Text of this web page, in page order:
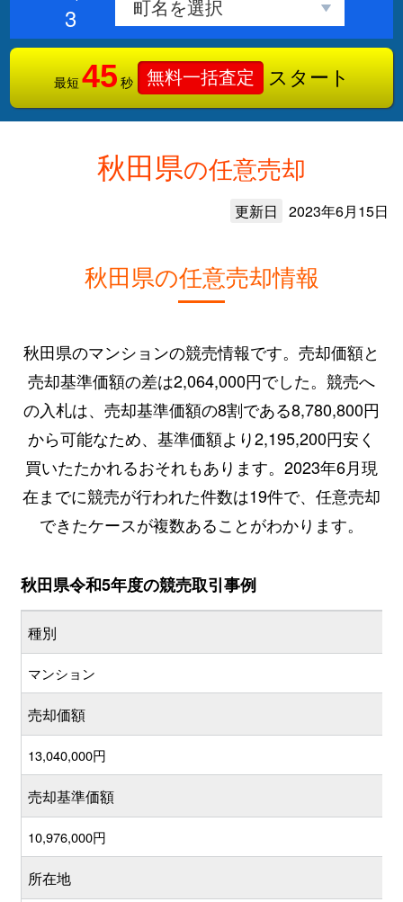
3
最短 45 秒 無料一括査定 スタート
秋田県の任意売却
更新日 2023年6月15日
秋田県の任意売却情報
秋田県のマンションの競売情報です。売却価額と
売却基準価額の差は2,064,000円でした。競売へ
の入札は、売却基準価額の8割である8,780,800円
から可能なため、基準価額より2,195,200円安く
買いたたかれるおそれもあります。2023年6月現
在までに競売が行われた件数は19件で、任意売却
できたケースが複数あることがわかります。
秋田県令和5年度の競売取引事例
種別
マンション
売却価額
13,040,000円
売却基準価額
10,976,000円
所在地